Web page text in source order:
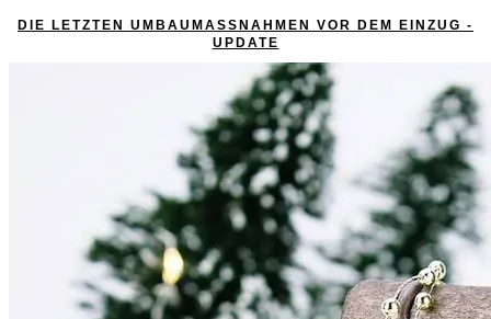
DIE LETZTEN UMBAUMASSNAHMEN VOR DEM EINZUG - U
PDATE